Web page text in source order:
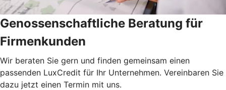
Genossenschaftliche Beratung für
Firmenkunden
Wir beraten Sie gern und finden gemeinsam einen
passenden LuxCredit für Ihr Unternehmen. Vereinbaren Sie
dazu jetzt einen Termin mit uns.